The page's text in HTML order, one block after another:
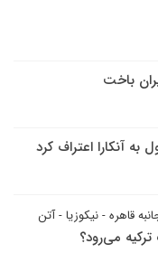
باخت
به آنکارا اعتراف کرد
قاهره - نیکوزیا - آتن
می‌رود؟